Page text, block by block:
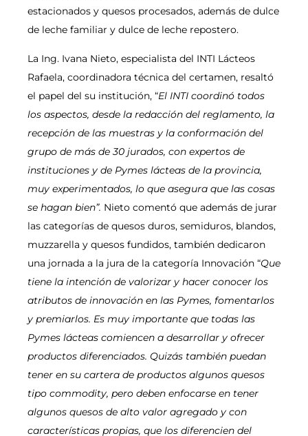
estacionados y quesos procesados, además de dulce
de leche familiar y dulce de leche repostero.
La Ing. Ivana Nieto, especialista del INTI Lácteos
Rafaela, coordinadora técnica del certamen, resaltó
el papel del su institución, “El INTI coordinó todos
los aspectos, desde la redacción del reglamento, la
recepción de las muestras y la conformación del
grupo de más de 30 jurados, con expertos de
instituciones y de Pymes lácteas de la provincia,
muy experimentados, lo que asegura que las cosas
se hagan bien”. Nieto comentó que además de jurar
las categorías de quesos duros, semiduros, blandos,
muzzarella y quesos fundidos, también dedicaron
una jornada a la jura de la categoría Innovación “Que
tiene la intención de valorizar y hacer conocer los
atributos de innovación en las Pymes, fomentarlos
y premiarlos. Es muy importante que todas las
Pymes lácteas comiencen a desarrollar y ofrecer
productos diferenciados. Quizás también puedan
tener en su cartera de productos algunos quesos
tipo commodity, pero deben enfocarse en tener
algunos quesos de alto valor agregado y con
características propias, que los diferencien del